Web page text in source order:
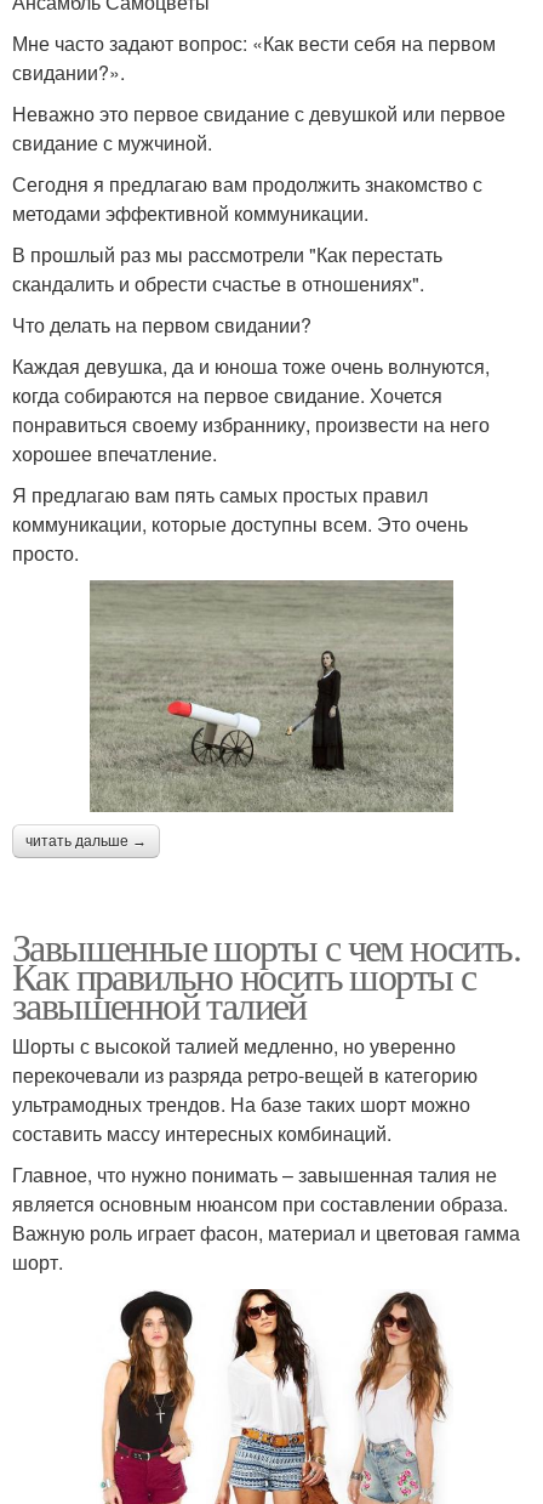
Мне часто задают вопрос: «Как вести себя на первом
свидании?».
Неважно это первое свидание с девушкой или первое
свидание с мужчиной.
Сегодня я предлагаю вам продолжить знакомство с
методами эффективной коммуникации.
В прошлый раз мы рассмотрели "Как перестать
скандалить и обрести счастье в отношениях".
Что делать на первом свидании?
Каждая девушка, да и юноша тоже очень волнуются,
когда собираются на первое свидание. Хочется
понравиться своему избраннику, произвести на него
хорошее впечатление.
Я предлагаю вам пять самых простых правил
коммуникации, которые доступны всем. Это очень
просто.
читать дальше →
Завышенные шорты с чем носить.
Как правильно носить шорты с
завышенной талией
Шорты с высокой талией медленно, но уверенно
перекочевали из разряда ретро-вещей в категорию
ультрамодных трендов. На базе таких шорт можно
составить массу интересных комбинаций.
Главное, что нужно понимать – завышенная талия не
является основным нюансом при составлении образа.
Важную роль играет фасон, материал и цветовая гамма
шорт.